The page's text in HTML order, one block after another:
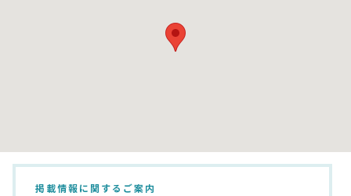
掲載情報に関するご案内